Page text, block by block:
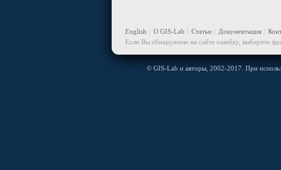
English О GIS-Lab Статьи Документация
Если Вы обнаружили на сайте ошибку, выберите
© GIS-Lab и авторы, 2002-2017. При